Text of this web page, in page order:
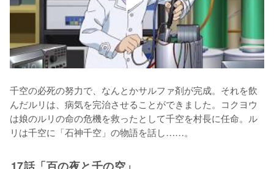
千空の必死の努力で、なんとかサルファ剤が完成。それを飲
んだルリは、病気を完治させることができました。コクヨウ
は娘のルリの命の危機を救ったとして千空を村長に任命。ル
リは千空に「石神千空」の物語を話し……。
17話「百の夜と千の空」